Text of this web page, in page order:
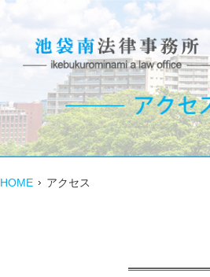
HOME アクセス